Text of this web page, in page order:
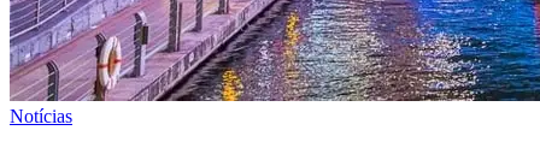
Notícias